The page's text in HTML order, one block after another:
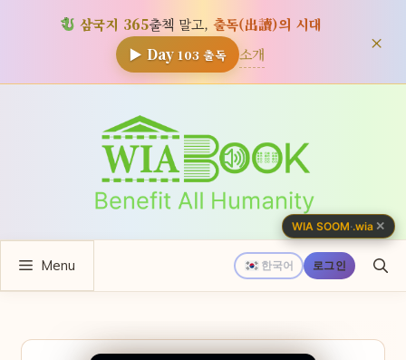
삼국지 365출첵 말고, 출독(出讀)의 시대
▶ Day 103출독 소개 ×
뛰
한국어 로그인
Menu
WIA SOOM·.wia ✕